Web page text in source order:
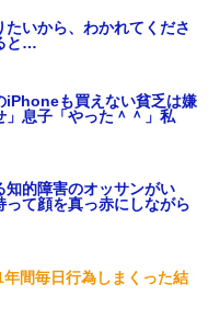
いから、わかれてくださ
と…
iPhoneも買えない貧乏は嫌
」息子「やった＾＾」私
知的障害のオッサンがい
て顔を真っ赤にしながら
間毎日行為しまくった結